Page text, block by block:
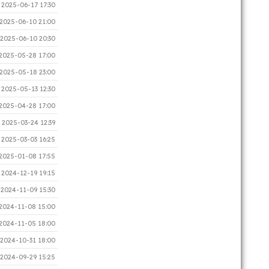
2025-06-17 17:30
2025-06-10 21:00
2025-06-10 20:30
05-28 17:00
2025-05-18 23:00
2025-05-13 12:30
04-28 17:00
2025-03-24 12:39
2025-03-03 16:25
01-08 17:55
2024-12-19 19:15
2024-11-09 15:30
11-08 15:00
11-05 18:00
2024-10-31 18:00
2024-09-29 15:25